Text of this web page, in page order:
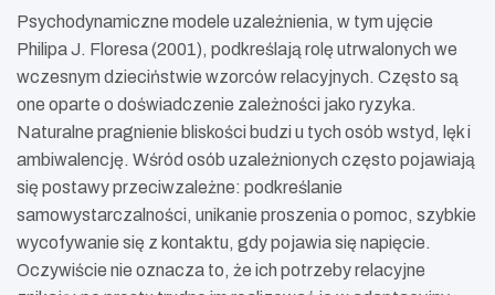
Psychodynamiczne modele uzależnienia, w tym ujęcie
Philipa J. Floresa (2001), podkreślają rolę utrwalonych we
wczesnym dzieciństwie wzorców relacyjnych. Często są
one oparte o doświadczenie zależności jako ryzyka.
Naturalne pragnienie bliskości budzi u tych osób wstyd, lęk i
ambiwalencję. Wśród osób uzależnionych często pojawiają
się postawy przeciwzależne: podkreślanie
samowystarczalności, unikanie proszenia o pomoc, szybkie
wycofywanie się z kontaktu, gdy pojawia się napięcie.
Oczywiście nie oznacza to, że ich potrzeby relacyjne